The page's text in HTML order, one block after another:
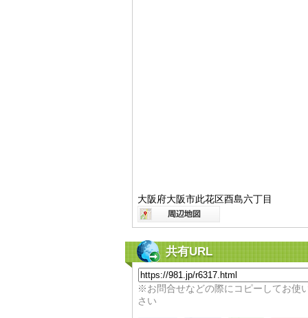
大阪府大阪市此花区酉島六丁目
共有URL
※お問合せなどの際にコピーしてお使
さい